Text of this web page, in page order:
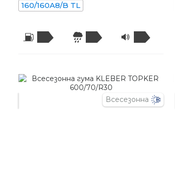
160/160A8/B TL
Всесезонна